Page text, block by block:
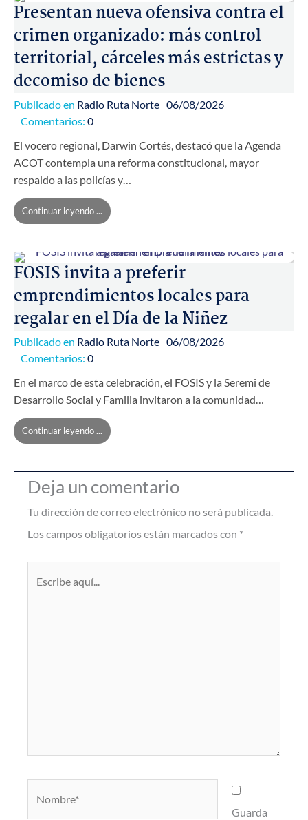
Presentan nueva ofensiva contra el
crimen organizado: más control
territorial, cárceles más estrictas y
decomiso de bienes
Publicado en Radio Ruta Norte 06/08/2026
Comentarios: 0
El vocero regional, Darwin Cortés, destacó que la Agenda
ACOT contempla una reforma constitucional, mayor
respaldo a las policías y…
Continuar leyendo ...
FOSIS invita a preferir
emprendimientos locales para
regalar en el Día de la Niñez
Publicado en Radio Ruta Norte 06/08/2026
Comentarios: 0
En el marco de esta celebración, el FOSIS y la Seremi de
Desarrollo Social y Familia invitaron a la comunidad…
Continuar leyendo ...
Deja un comentario
Tu dirección de correo electrónico no será publicada.
Los campos obligatorios están marcados con *
Guarda